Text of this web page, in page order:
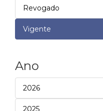
Revogado
Vigente
Ano
2026
2025